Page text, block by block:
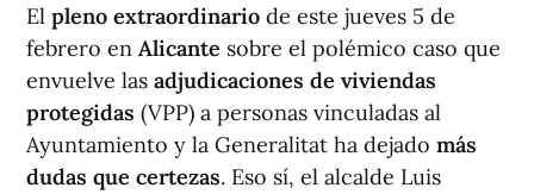
El pleno extraordinario de este jueves 5 de
febrero en Alicante sobre el polémico caso que
envuelve las adjudicaciones de viviendas
protegidas (VPP) a personas vinculadas al
Ayuntamiento y la Generalitat ha dejado más
dudas que certezas. Eso sí, el alcalde Luis